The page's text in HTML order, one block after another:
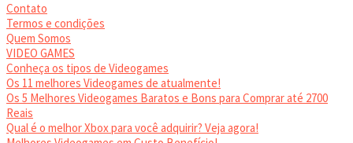
Contato
Termos e condições
Quem Somos
VIDEO GAMES
Conheça os tipos de Videogames
Os 11 melhores Videogames de atualmente!
Os 5 Melhores Videogames Baratos e Bons para Comprar até 2700
Reais
Qual é o melhor Xbox para você adquirir? Veja agora!